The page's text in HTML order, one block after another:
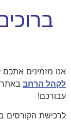
אנו מזמינים אתכם
לקהל הרחב
עבורכם!
לרכישת הקורסים